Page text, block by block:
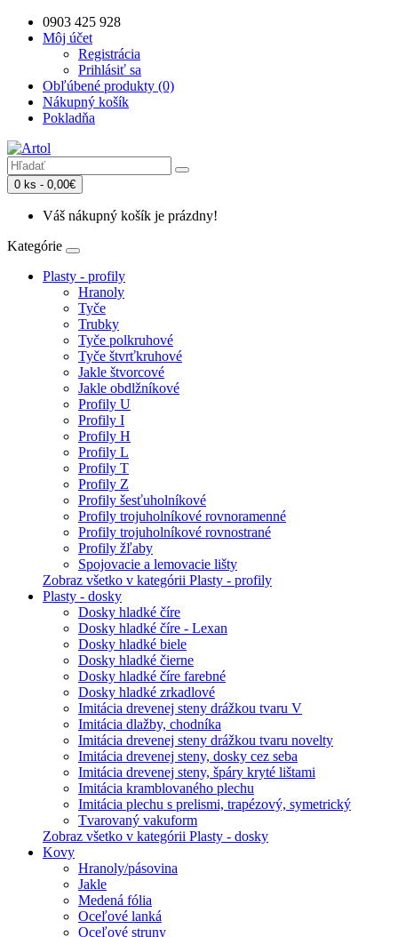
0903 425 928
Môj účet
Registrácia
Prihlásiť sa
Obľúbené produkty (0)
Nákupný košík
Pokladňa
0 ks - 0,00€
Váš nákupný košík je prázdny!
Kategórie
Plasty - profily
Hranoly
Tyče
Trubky
Tyče polkruhové
Tyče štvrťkruhové
Jakle štvorcové
Jakle obdlžníkové
Profily U
Profily I
Profily H
Profily L
Profily T
Profily Z
Profily šesťuholníkové
Profily trojuholníkové rovnoramenné
Profily trojuholníkové rovnostrané
Profily žľaby
Spojovacie a lemovacie lišty
Zobraz všetko v kategórii Plasty - profily
Plasty - dosky
Dosky hladké číre
Dosky hladké číre - Lexan
Dosky hladké biele
Dosky hladké čierne
Dosky hladké číre farebné
Dosky hladké zrkadlové
Imitácia drevenej steny drážkou tvaru V
Imitácia dlažby, chodníka
Imitácia drevenej steny drážkou tvaru novelty
Imitácia drevenej steny, dosky cez seba
Imitácia drevenej steny, špáry kryté lištami
Imitácia kramblovaného plechu
Imitácia plechu s prelismi, trapézový, symetrický
Tvarovaný vakuform
Zobraz všetko v kategórii Plasty - dosky
Kovy
Hranoly/pásovina
Jakle
Medená fólia
Oceľové lanká
Oceľové struny